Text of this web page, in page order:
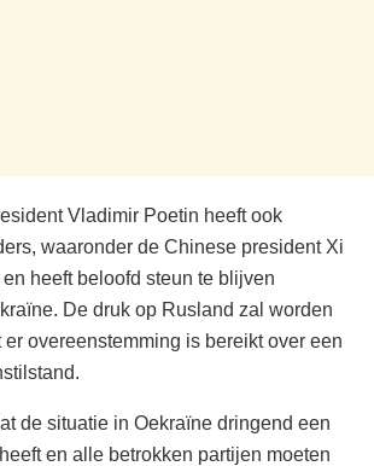
Vladimir Poetin heeft ook
waaronder de Chinese president Xi
heeft beloofd steun te blijven
De druk op Rusland zal worden
overeenstemming is bereikt over een
de situatie in Oekraïne dringend een
en alle betrokken partijen moeten